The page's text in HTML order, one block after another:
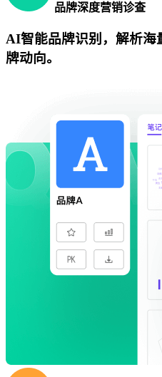
品牌深度营销诊查
AI智能品牌识别，解析海
牌动向。